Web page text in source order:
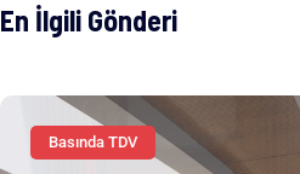
En İlgili Gönderi
Basında TDV
Basında TDV